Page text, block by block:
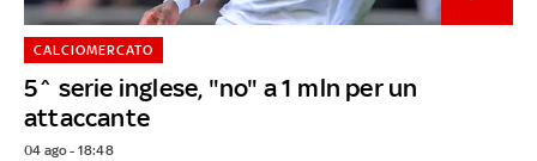
5^ serie inglese, "no" a 1 mln per un
attaccante
CALCIOMERCATO
04 ago - 18:48